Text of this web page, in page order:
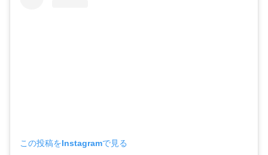
この投稿をInstagramで見る